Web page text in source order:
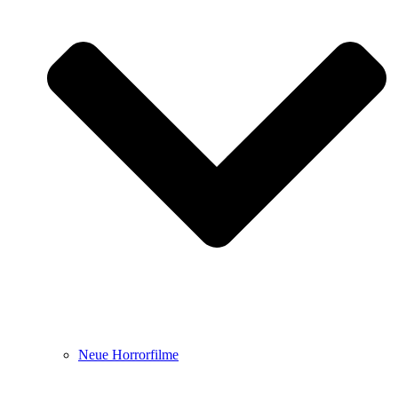
Neue Horrorfilme